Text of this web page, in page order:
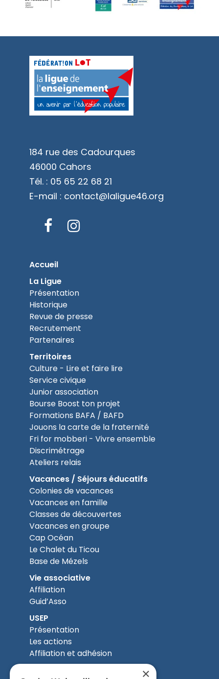
184 rue des Cadourques
46000 Cahors
Tél. : 05 65 22 68 21
E-mail : contact@laligue46.org
Facebook
Accueil
La Ligue
Présentation
Historique
Revue de presse
Recrutement
Partenaires
Territoires
Culture - Lire et faire lire
Service civique
Junior association
Bourse Boost ton projet
Formations BAFA / BAFD
Jouons la carte de la fraternité
Fri for mobberi - Vivre ensemble
Discrimétrage
Ateliers relais
Vacances / Séjours éducatifs
Colonies de vacances
Vacances en famille
Classes de découvertes
Vacances en groupe
Cap Océan
Le Chalet du Ticou
Base de Mézels
Vie associative
Affiliation
Guid’Asso
USEP
Présentation
Les actions
Affiliation et adhésion
×